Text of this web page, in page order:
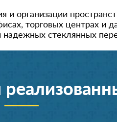
и организации
торговых центрах и
надежных стеклянных